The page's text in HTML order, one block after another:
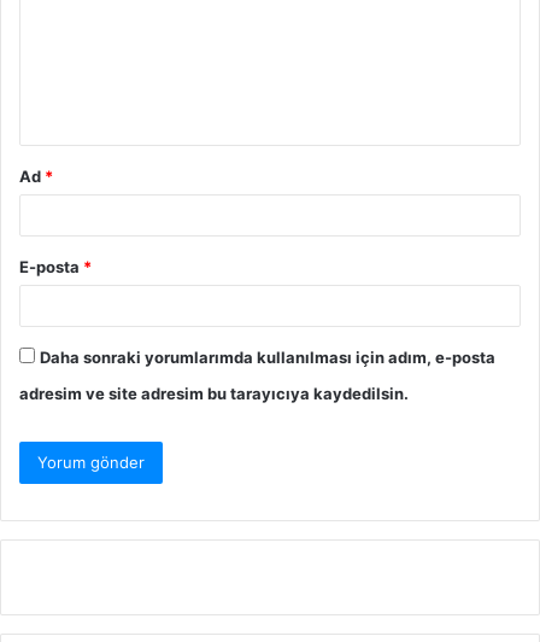
Ad *
E-posta *
Daha sonraki yorumlarımda kullanılması için adım, e-posta
adresim ve site adresim bu tarayıcıya kaydedilsin.